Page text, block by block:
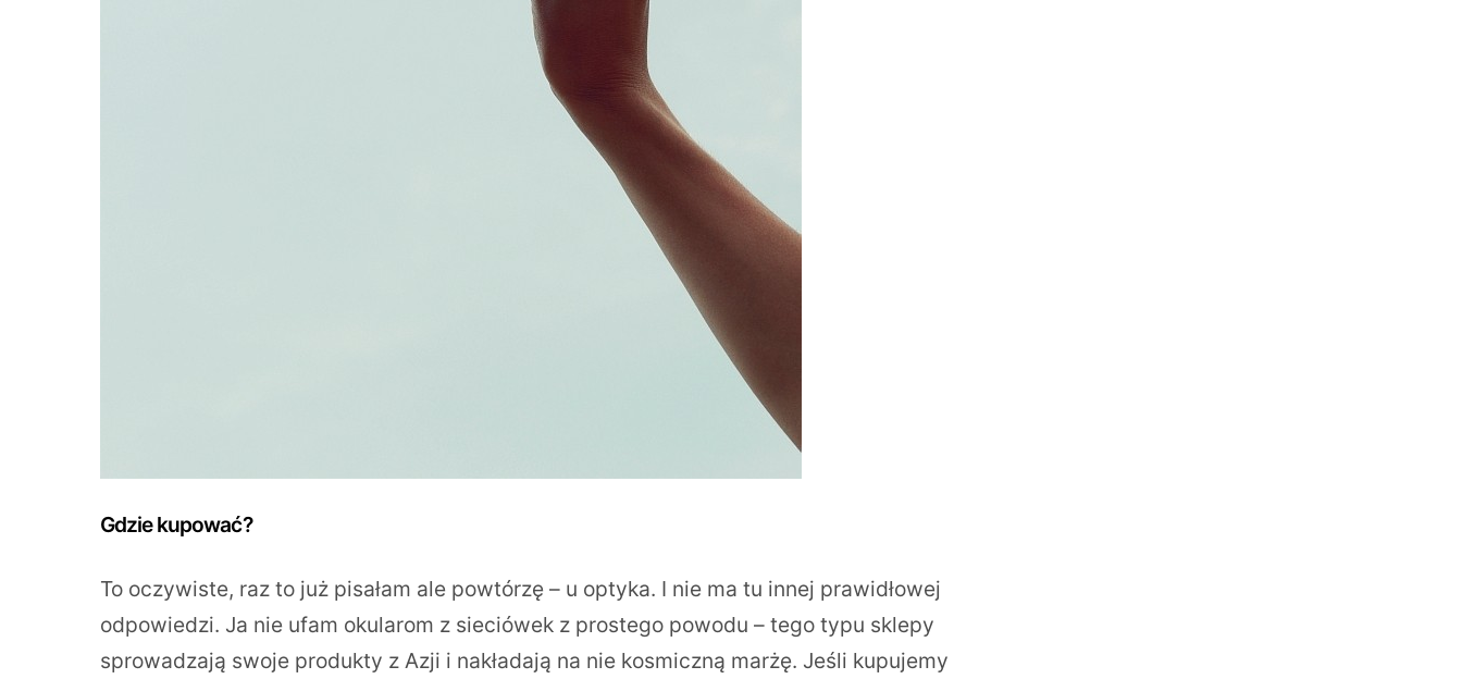
Gdzie kupować?
To oczywiste, raz to już pisałam ale powtórzę – u optyka. I nie ma tu innej prawidłowej
odpowiedzi. Ja nie ufam okularom z sieciówek z prostego powodu – tego typu sklepy
sprowadzają swoje produkty z Azji i nakładają na nie kosmiczną marżę. Jeśli kupujemy